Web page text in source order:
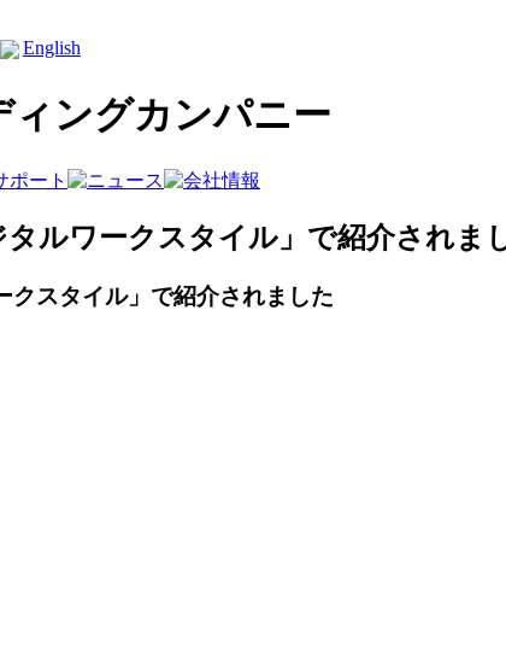
English
ィングカンパニー
タルワークスタイル」で紹介されま
クスタイル」で紹介されました